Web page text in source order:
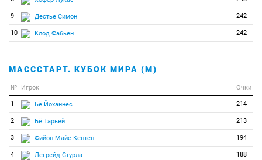
86 Татидзаки Микито 0
87 Тищенко Артем 0
91 Фемлинг Пепп 0 0
92 Флоре Рауль 0 0
93 Халили Карим 0 0
94 Хартвег Никлас 0 0
9 Дестье Симон 242
10 Клод Фабьен 242
МАСССТАРТ. КУБОК МИРА (М)
№ Игрок Очки
1 Бё Йоханнес 214
2 Бё Тарьей 213
3 Фийон Майе Кентен 194
4 Легрейд Стурла 188